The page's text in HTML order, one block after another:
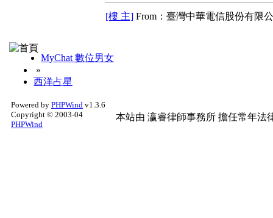
[樓 主] From：臺灣中華電信股份有限
MyChat 數位男女
»
西洋占星
Powered by PHPWind v1.3.6
Copyright © 2003-04
PHPWind
本站由 瀛睿律師事務所 擔任常年法